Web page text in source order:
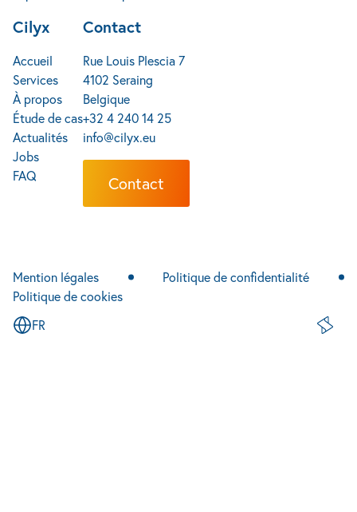
Cilyx
Accueil
Services
À propos
Étude de cas
Actualités
Jobs
FAQ
Contact
Rue Louis Plescia 7
4102 Seraing
Belgique
+32 4 240 14 25
info@cilyx.eu
Contact
Mention légales
Politique de confidentialité
Politique de cookies
FR